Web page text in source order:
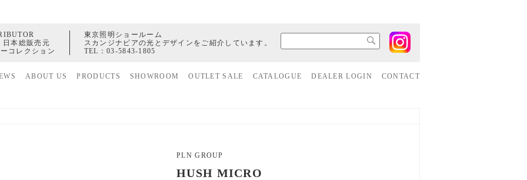
日本総販売元
コレクション
東京照明ショールーム
スカンジナビアの光とデザインをご紹介しています。
TEL：03-5843-1805
ABOUT US PRODUCTS SHOWROOM OUTLET SALE CATALOGUE DEALER LOGIN CONTACT
PLN GROUP
HUSH MICRO